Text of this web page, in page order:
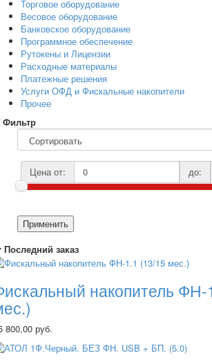
Торговое оборудование
Весовое оборудование
Банковское оборудование
Программное обеспечение
Рутокены и Лицензии
Расходные материалы
Платежные решения
Услуги ОФД и Фискальные накопители
Прочее
Фильтр
Цена от: до:
Применить
Последний заказ
накопитель ФН-
800,00 руб.